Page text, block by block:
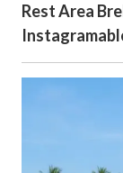
Rest Area